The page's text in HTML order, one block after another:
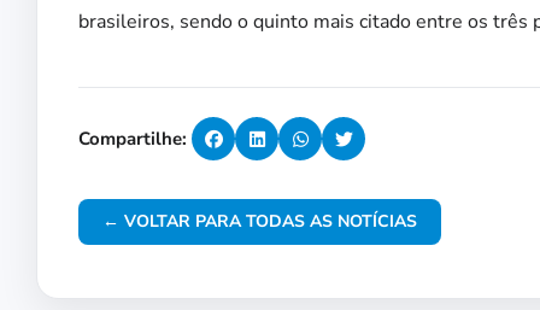
brasileiros, sendo o quinto mais citado entre os
Compartilhe:
← VOLTAR PARA TODAS AS NOTÍCIAS